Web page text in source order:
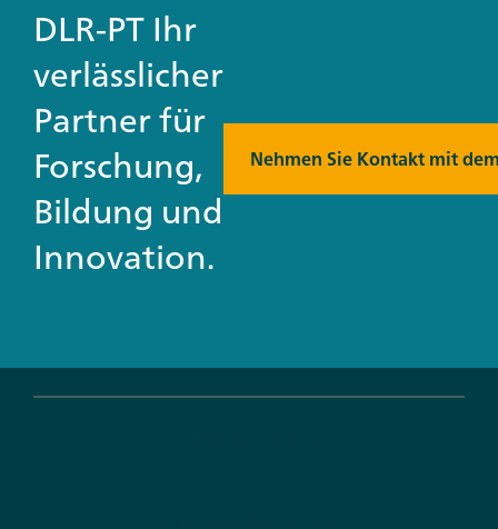
DLR-PT Ihr
verlässlicher
Partner für
Forschung,
Bildung und
Innovation.
Nehmen Sie Kontakt mit